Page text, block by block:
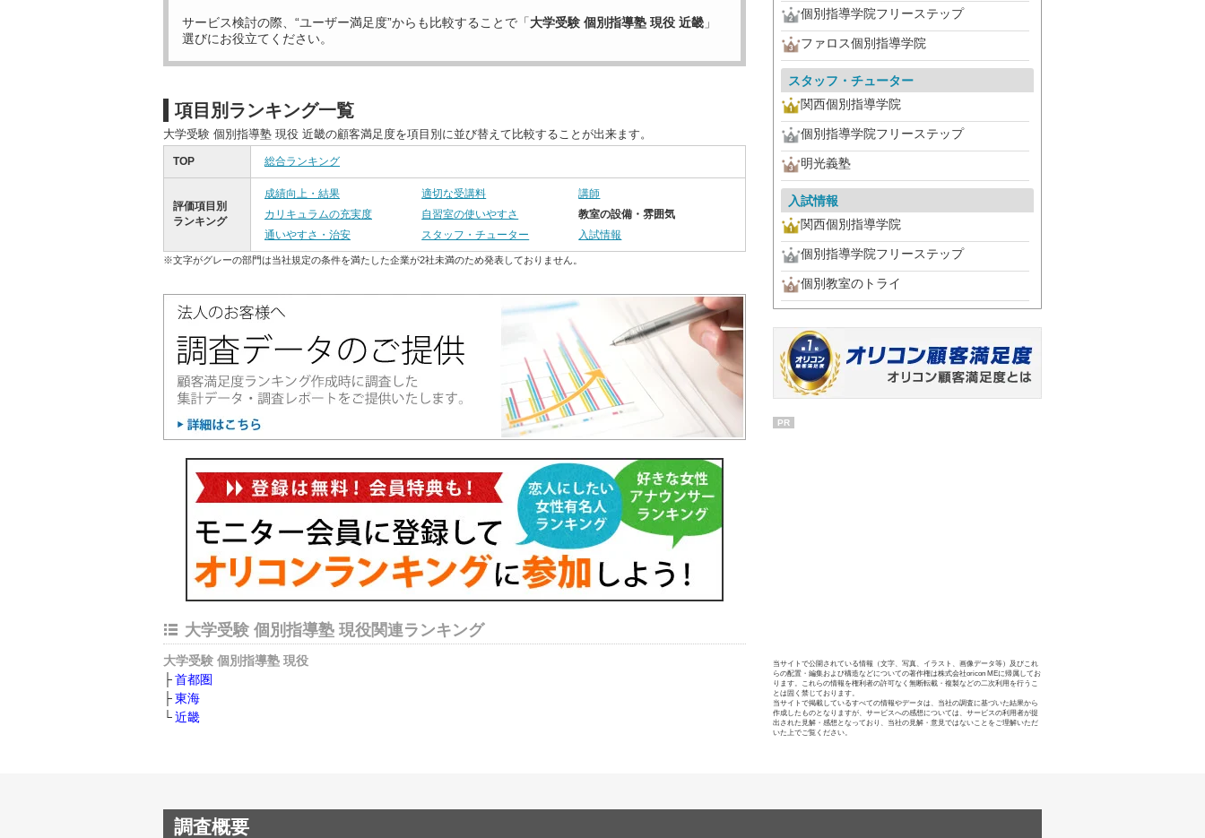
サービス検討の際、“ユーザー満足度”からも比較することで「大学受験 個別指導塾 現役 近畿 」
選びにお役立てください。
項目別ランキング一覧
大学受験 個別指導塾 現役 近畿の顧客満足度を項目別に並び替えて比較することが出来ます。
TOP 総合ランキング
評価項目別
ランキング
成績向上・結果 適切な受講料
講師
カリキュラムの充実度
自習室の使いやすさ
教室の設備・雰囲気
通いやすさ・治安
スタッフ・チューター 入試情報
※文字がグレーの部門は当社規定の条件を満たした企業が2社未満のため発表しておりません。
大学受験 個別指導塾 現役関連ランキング
大学受験 個別指導塾 現役
首都圏
東海
近畿
個別指導学院フリーステップ
ファロス個別指導学院
スタッフ・チューター
関西個別指導学院
個別指導学院フリーステップ
明光義塾
入試情報
関西個別指導学院
個別指導学院フリーステップ
個別教室のトライ
PR
当サイトで公開されている情報（文字、写真、イラスト、画像データ等）及びこれ
らの配置・編集および構造などについての著作権は株式会社oricon MEに帰属してお
ります。これらの情報を権利者の許可なく無断転載・複製などの二次利用を行うこ
とは固く禁じております。
当サイトで掲載しているすべての情報やデータは、当社の調査に基づいた結果から
作成したものとなりますが、サービスへの感想については、サービスの利用者が提
出された見解・感想となっており、当社の見解・意見ではないことをご理解いただ
いた上でご覧ください。
調査概要